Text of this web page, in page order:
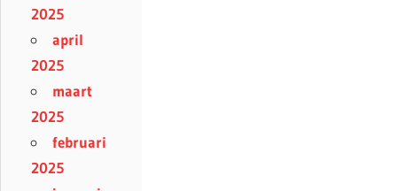
2025
april
2025
maart
2025
februari
2025